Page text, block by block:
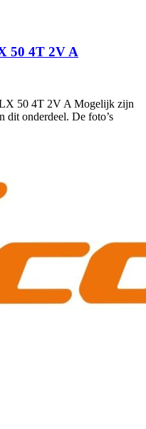
50 4T 2V A
50 4T 2V A Mogelijk zijn
dit onderdeel. De foto’s